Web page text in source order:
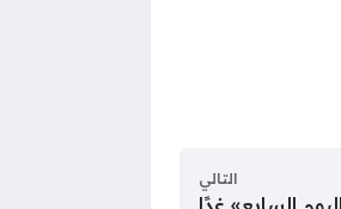
التالي